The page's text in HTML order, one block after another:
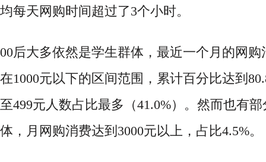
均每天网购时间超过了3个小时。
00后大多依然是学生群体，最近一个月的网
在1000元以下的区间范围，累计百分比达到
至499元人数占比最多（41.0%）。然而也有
体，月网购消费达到3000元以上，占比4.5%。